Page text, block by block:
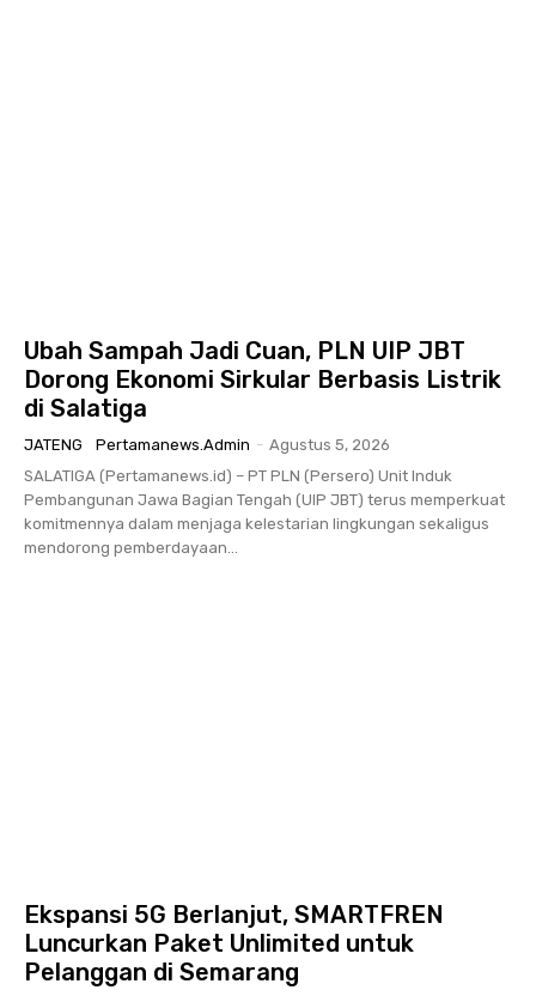
Ubah Sampah Jadi Cuan, PLN UIP JBT
Dorong Ekonomi Sirkular Berbasis Listrik
di Salatiga
JATENG Pertamanews.admin - Agustus 5, 2026
SALATIGA (Pertamanews.id) – PT PLN (Persero) Unit Induk
Pembangunan Jawa Bagian Tengah (UIP JBT) terus memperkuat
komitmennya dalam menjaga kelestarian lingkungan sekaligus
mendorong pemberdayaan...
Ekspansi 5G Berlanjut, SMARTFREN
Luncurkan Paket Unlimited untuk
Pelanggan di Semarang